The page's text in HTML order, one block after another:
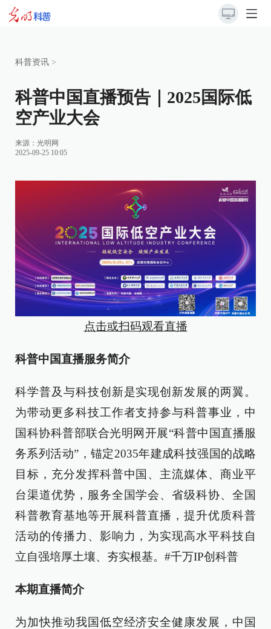
科普资讯 >
科普中国直播预告｜2025国际低
空产业大会
来源： 光明网
2025-09-25 10:05
点击或扫码观看直播
科普中国直播服务简介
科学普及与科技创新是实现创新发展的两翼。
为带动更多科技工作者支持参与科普事业，中
国科协科普部联合光明网开展“科普中国直播服
务系列活动”，锚定2035年建成科技强国的战略
目标，充分发挥科普中国、主流媒体、商业平
台渠道优势，服务全国学会、省级科协、全国
科普教育基地等开展科普直播，提升优质科普
活动的传播力、影响力，为实现高水平科技自
立自强培厚土壤、夯实根基。#千万IP创科普
本期直播简介
为加快推动我国低空经济安全健康发展，中国